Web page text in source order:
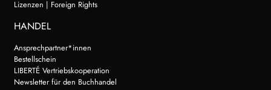
Lizenzen | Foreign Rights
HANDEL
Ansprechpartner*innen
Bestellschein
LIBERTÉ Vertriebskooperation
Newsletter für den Buchhandel